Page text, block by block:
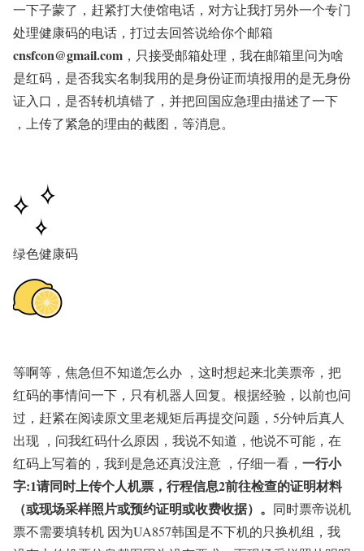
一下子蒙了，赶紧打大使馆电话，对方让我打另外一个专门
处理健康码的电话，打过去回答说给你个邮箱
cnsfcon@gmail.com ，只接受邮箱处理，我在邮箱里问为啥
是红码，是否我实名制我用的是身份证而填报用的是无身份
证入口，是否转机填错了，并把回国应急理由描述了一下
，上传了紧急的理由的截图，等消息。
绿色健康码
等啊等，焦急但不知道怎么办 ，这时想起来北美票帝，把
红码的事情问一下，只有机器人回复。根据经验，以前也问
过，赶紧在阅读原文里老规矩后再提交问题，5分钟后真人
出现 ，问我红码什么原因，我说不知道，他说不可能，在
红码上写着的，我到是急还真没注意 ，仔细一看， 一行小
字:1请同时上传个人机票，行程信息2前往检查的证明材料
（或现场采样照片或预约证明或收费收据）。 同时票帝说机
票不需要填转机 因为UA857韩国是不下机的只换机组，我